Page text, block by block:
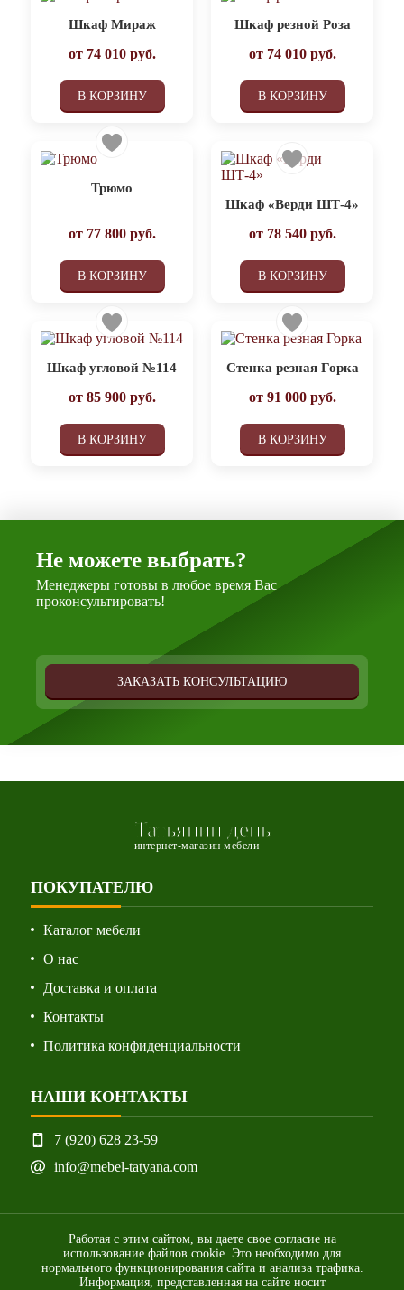
Шкаф Мираж
от 74 010руб.
В КОРЗИНУ
Шкаф резной Роза
от 74 010руб.
В КОРЗИНУ
Трюмо
от 77 800руб.
В КОРЗИНУ
Шкаф «Верди ШТ-4»
от 78 540руб.
В КОРЗИНУ
Шкаф угловой №114
от 85 900руб.
В КОРЗИНУ
Стенка резная Горка
от 91 000руб.
В КОРЗИНУ
Не можете выбрать?
Менеджеры готовы в любое время Вас
проконсультировать!
ЗАКАЗАТЬ КОНСУЛЬТАЦИЮ
Татьянин день
интернет-магазин мебели
ПОКУПАТЕЛЮ
Каталог мебели
О нас
Доставка и оплата
Контакты
Политика конфиденциальности
НАШИ КОНТАКТЫ
7 (920) 628 23-59
info@mebel-tatyana.com
Работая с этим сайтом, вы даете свое согласие на
использование файлов cookie. Это необходимо для
нормального функционирования сайта и анализа трафика.
Информация, представленная на сайте носит